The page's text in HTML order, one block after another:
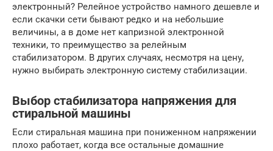
электронный? Релейное устройство намного дешевле и
если скачки сети бывают редко и на небольшие
величины, а в доме нет капризной электронной
техники, то преимущество за релейным
стабилизатором. В других случаях, несмотря на цену,
нужно выбирать электронную систему стабилизации.
Выбор стабилизатора напряжения для
стиральной машины
Если стиральная машина при пониженном напряжении
плохо работает, когда все остальные домашние